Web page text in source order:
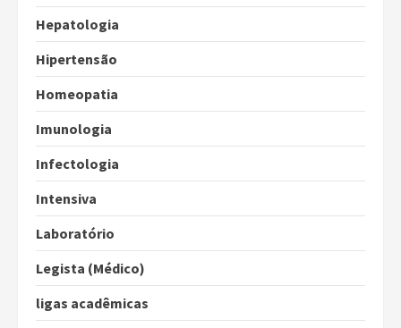
Hepatologia
Hipertensão
Homeopatia
Imunologia
Infectologia
Intensiva
Laboratório
Legista (Médico)
ligas acadêmicas